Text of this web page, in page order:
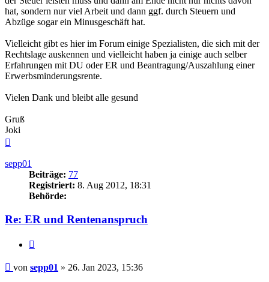
hat, sondern nur viel Arbeit und dann ggf. durch Steuern und
Abzüge sogar ein Minusgeschäft hat.
Vielleicht gibt es hier im Forum einige Spezialisten, die sich mit der
Rechtslage auskennen und vielleicht haben ja einige auch selber
Erfahrungen mit DU oder ER und Beantragung/Auszahlung einer
Erwerbsminderungsrente.
Vielen Dank und bleibt alle gesund
Gruß
Joki
sepp01
Beiträge: 77
Registriert: 8. Aug 2012, 18:31
Behörde:
Re: ER und Rentenanspruch
Beitrag
von sepp01 » 26. Jan 2023, 15:36